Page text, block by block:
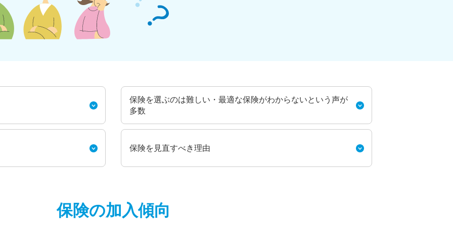
保険を選ぶのは難しい・最適な保険がわからないという声が
多数
保険を見直すべき理由
保険の加入傾向